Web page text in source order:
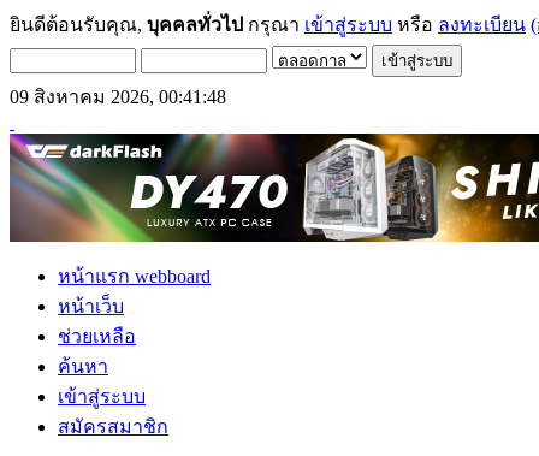
ยินดีต้อนรับคุณ, บุคคลทั่วไป กรุณา เข้าสู่ระบบ หรือ ลงทะเบียน
09 สิงหาคม 2026, 00:41:48
หน้าแรก webboard
หน้าเว็บ
ช่วยเหลือ
ค้นหา
เข้าสู่ระบบ
สมัครสมาชิก